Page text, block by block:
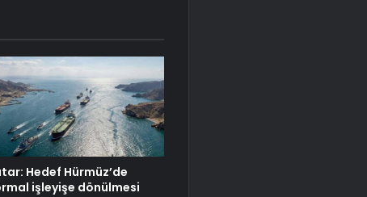
Hedef Hürmüz’de
işleyişe dönülmesi